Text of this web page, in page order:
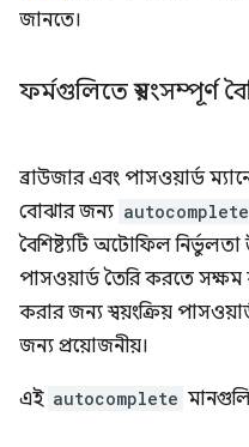
জানতে।
ফর্মগুলিতে স্বয়ংসম্পূর্ণ
ব্রাউজার এবং পাসওয়ার্ড
বোঝার জন্য autocomplete
বৈশিষ্ট্যটি অটোফিল
পাসওয়ার্ড তৈরি করতে
করার জন্য স্বয়ংক্রিয়
জন্য প্রয়োজনীয়।
এই autocomplete